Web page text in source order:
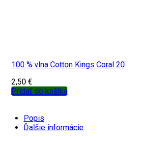
100 % vlna Cotton Kings Coral 20
2,50 €
Pridať do košíka
Popis
Ďalšie informácie